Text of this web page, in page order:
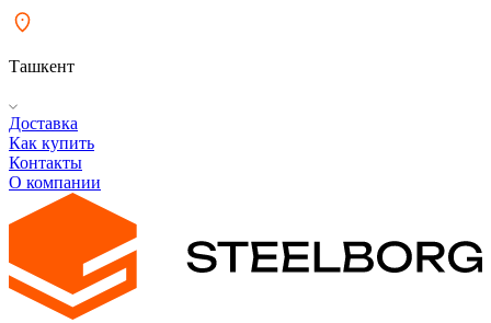
Ташкент
Доставка
Как купить
Контакты
О компании